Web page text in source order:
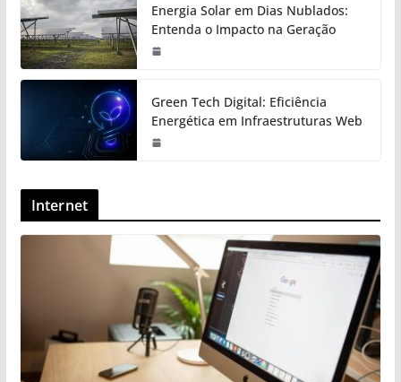
Energia Solar em Dias Nublados:
Entenda o Impacto na Geração
Green Tech Digital: Eficiência
Energética em Infraestruturas Web
Internet